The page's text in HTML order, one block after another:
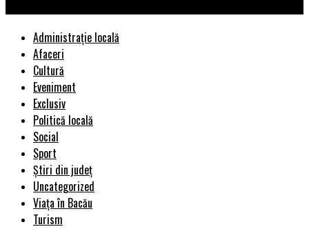
Administrație locală
Afaceri
Cultură
Eveniment
Exclusiv
Politică locală
Social
Sport
Știri din județ
Uncategorized
Viața în Bacău
Turism